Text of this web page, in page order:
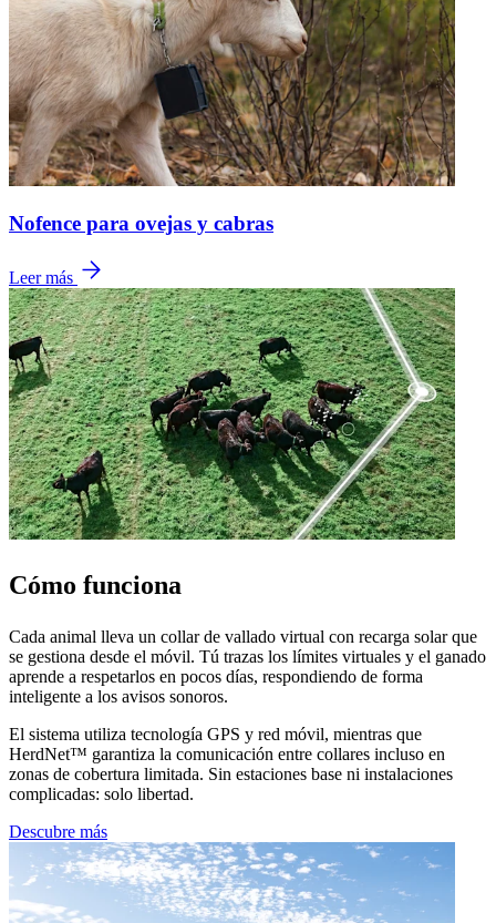
Nofence para ovejas y cabras
Leer más
Cómo funciona
Cada animal lleva un collar de vallado virtual con recarga solar que
se gestiona desde el móvil. Tú trazas los límites virtuales y el ganado
aprende a respetarlos en pocos días, respondiendo de forma
inteligente a los avisos sonoros.
El sistema utiliza tecnología GPS y red móvil, mientras que
HerdNet™ garantiza la comunicación entre collares incluso en
zonas de cobertura limitada. Sin estaciones base ni instalaciones
complicadas: solo libertad.
Descubre más